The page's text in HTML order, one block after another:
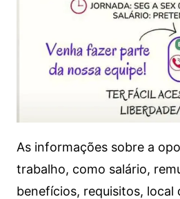
As informações sobre a
trabalho, como salário,
benefícios, requisitos, local